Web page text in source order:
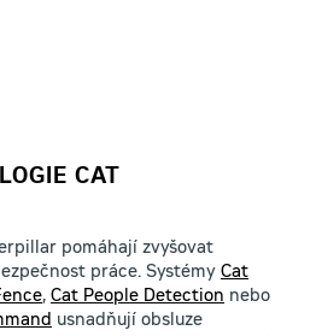
CAT
pomáhají zvyšovat
práce. Systémy Cat
, Cat People Detection nebo
usnadňují obsluze